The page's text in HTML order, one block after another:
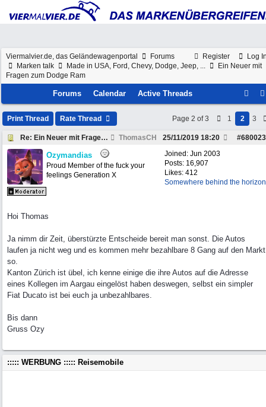
Register Log
Viermalvier.de, das Geländewagenportal
Forums
Marken talk
Made in USA, Ford, Chevy, Dodge, Jeep, ...
Ein Neuer mit
Fragen zum Dodge Ram
Forums Calendar Active Threads
Print Thread Rate Thread Page 2 of 3 1 2 3
Re: Ein Neuer mit Fragen zum Dodge Ram ThomasCH #680023
25/11/2019 18:20
Joined: Jun 2003
Posts: 16,907
Likes: 412
Somewhere behind the horizon
Ozymandias
Proud Member of the fuck your
feelings Generation X
Hoi Thomas
Ja nimm dir Zeit, überstürzte Entscheide bereit man sonst. Die Autos
laufen ja nicht weg und es kommen mehr bezahlbare 8 Gang auf den Markt
so.
Kanton Zürich ist übel, ich kenne einige die ihre Autos auf die Adresse
eines Kollegen im Aargau eingelöst haben deswegen, selbst ein simpler
Fiat Ducato ist bei euch ja unbezahlbares.
Bis dann
Gruss Ozy
::::: WERBUNG ::::: Reisemobile